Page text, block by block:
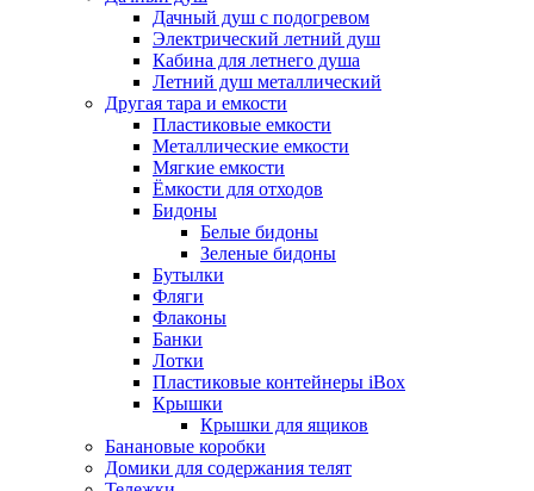
Дачный душ с подогревом
Электрический летний душ
Кабина для летнего душа
Летний душ металлический
Другая тара и емкости
Пластиковые емкости
Металлические емкости
Мягкие емкости
Ёмкости для отходов
Бидоны
Белые бидоны
Зеленые бидоны
Бутылки
Фляги
Флаконы
Банки
Лотки
Пластиковые контейнеры iBox
Крышки
Крышки для ящиков
Банановые коробки
Домики для содержания телят